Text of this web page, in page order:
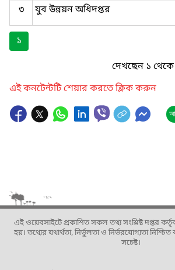
৩
যুব উন্নয়ন অধিদপ্তর
১
দেখছেন ১ থেকে
এই কনটেন্টটি শেয়ার করতে ক্লিক করুন
এই ওয়েবসাইটে প্রকাশিত সকল তথ্য সংশ্লিষ্ট দপ্তর
হয়। তথ্যের যথার্থতা, নির্ভুলতা ও নির্ভরযোগ্যতা নিশ্চিত
সচেষ্ট।